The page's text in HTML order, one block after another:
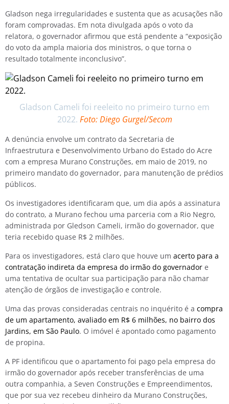
Gladson nega irregularidades e sustenta que as acusações não
foram comprovadas. Em nota divulgada após o voto da
relatora, o governador afirmou que está pendente a “exposição
do voto da ampla maioria dos ministros, o que torna o
resultado totalmente inconclusivo”.
Gladson Cameli foi reeleito no primeiro turno em
2022. Foto: Diego Gurgel/Secom
A denúncia envolve um contrato da Secretaria de
Infraestrutura e Desenvolvimento Urbano do Estado do Acre
com a empresa Murano Construções, em maio de 2019, no
primeiro mandato do governador, para manutenção de prédios
públicos.
Os investigadores identificaram que, um dia após a assinatura
do contrato, a Murano fechou uma parceria com a Rio Negro,
administrada por Gledson Cameli, irmão do governador, que
teria recebido quase R$ 2 milhões.
Para os investigadores, está claro que houve um acerto para a
contratação indireta da empresa do irmão do governador e
uma tentativa de ocultar sua participação para não chamar
atenção de órgãos de investigação e controle.
Uma das provas consideradas centrais no inquérito é a compra
de um apartamento, avaliado em R$ 6 milhões, no bairro dos
Jardins, em São Paulo. O imóvel é apontado como pagamento
de propina.
A PF identificou que o apartamento foi pago pela empresa do
irmão do governador após receber transferências de uma
outra companhia, a Seven Construções e Empreendimentos,
que por sua vez recebeu dinheiro da Murano Construções,